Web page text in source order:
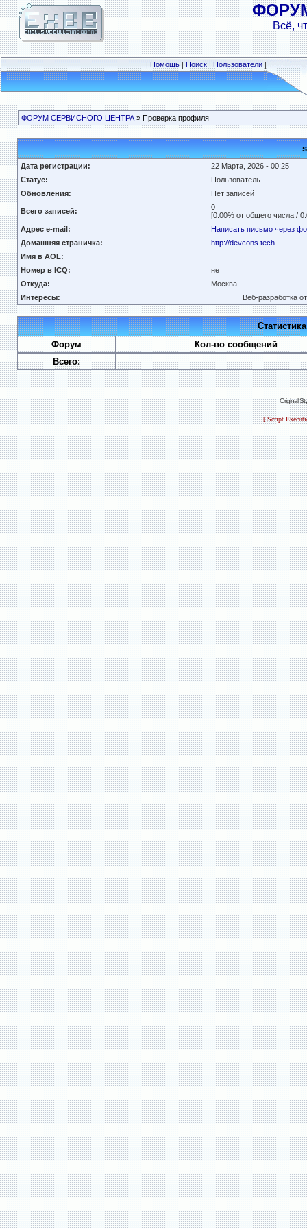
Всё,
|Помощь|Поиск|Пользователи|
ФОРУМ СЕРВИСНОГО ЦЕНТРА» Проверка профиля
Дата регистрации:
22 Марта, 2026 - 00:25
Статус:
Пользователь
Обновления:
Нет записей
Всего записей:
0
[0.00% от общего числа /
Адрес e-mail:
Написать письмо через
Домашняя страничка:
http://devcons.tech
Имя в AOL:
Номер в ICQ:
нет
Откуда:
Москва
Интересы:
Веб-разработка
Форум
Кол-во сообщений
Всего:
Original
[ Script